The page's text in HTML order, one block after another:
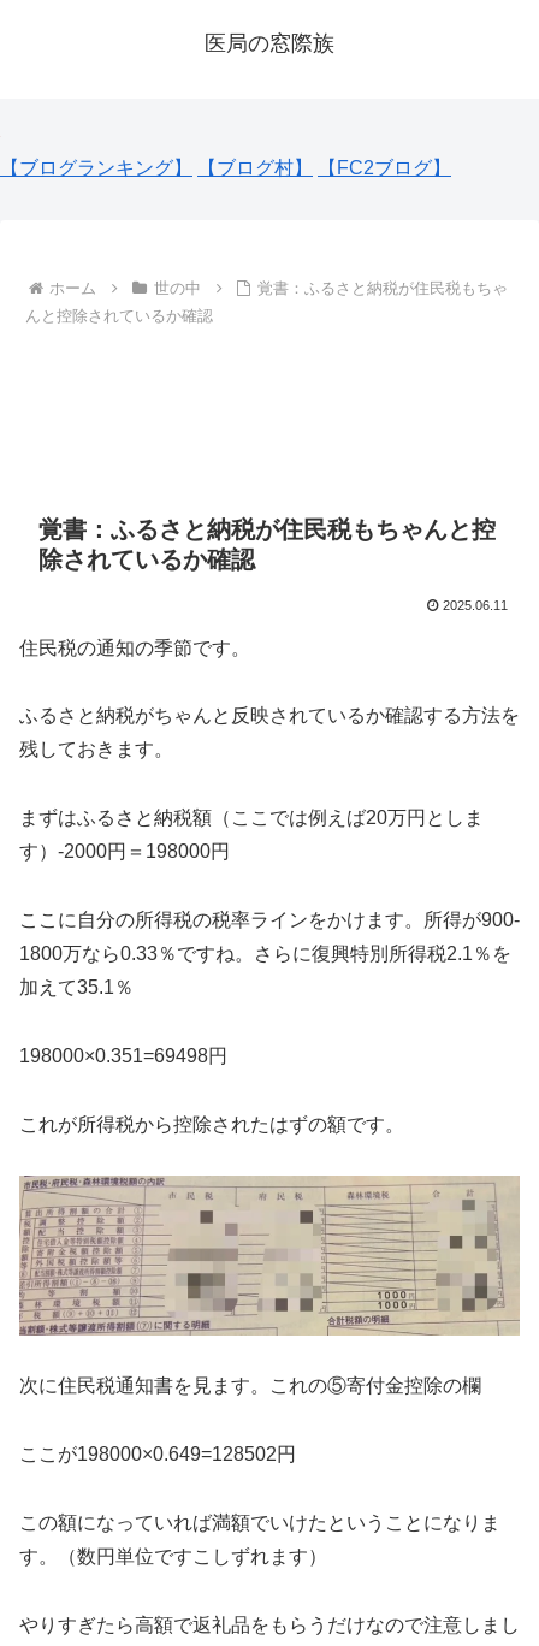
医局の窓際族
【ブログランキング】 【ブログ村】 【FC2ブログ】
ホーム 世の中
覚書：ふるさと納税が住民税もちゃ
んと控除されているか確認
覚書：ふるさと納税が住民税もちゃんと控
除されているか確認
2025.06.11
住民税の通知の季節です。
ふるさと納税がちゃんと反映されているか確認する方法を
残しておきます。
まずはふるさと納税額（ここでは例えば20万円としま
す）-2000円＝198000円
ここに自分の所得税の税率ラインをかけます。所得が900-
1800万なら0.33％ですね。さらに復興特別所得税2.1％を
加えて35.1％
198000×0.351=69498円
これが所得税から控除されたはずの額です。
次に住民税通知書を見ます。これの⑤寄付金控除の欄
ここが198000×0.649=128502円
この額になっていれば満額でいけたということになりま
す。（数円単位ですこしずれます）
やりすぎたら高額で返礼品をもらうだけなので注意しまし